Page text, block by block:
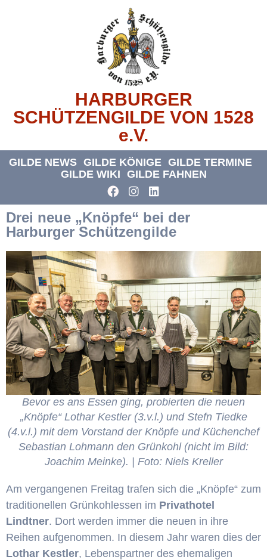
HARBURGER
SCHÜTZENGILDE VON 1528
e.V.
GILDE NEWS GILDE KÖNIGE GILDE TERMINE
GILDE WIKI GILDE FAHNEN
Drei neue „Knöpfe“ bei der
Harburger Schützengilde
Bevor es ans Essen ging, probierten die neuen
„Knöpfe“ Lothar Kestler (3.v.l.) und Stefn Tiedke
(4.v.l.) mit dem Vorstand der Knöpfe und Küchenchef
Sebastian Lohmann den Grünkohl (nicht im Bild:
Joachim Meinke). | Foto: Niels Kreller
Am vergangenen Freitag trafen sich die „Knöpfe“ zum
traditionellen Grünkohlessen im Privathotel
Lindtner. Dort werden immer die neuen in ihre
Reihen aufgenommen. In diesem Jahr waren dies der
Lothar Kestler, Lebenspartner des ehemaligen